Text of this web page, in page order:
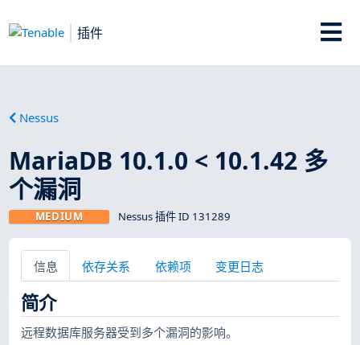
插件
Nessus
MariaDB 10.1.0 < 10.1.42 多
个漏洞
MEDIUM Nessus 插件 ID 131289
信息 依存关系 依赖项 变更日志
简介
远程数据库服务器受到多个漏洞的影响。